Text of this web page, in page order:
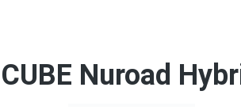
CUBE Nuroad